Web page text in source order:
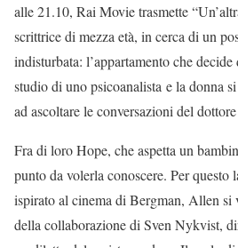
alle 21.10, Rai Movie trasmette
scrittrice di mezza età, in cerca di un
indisturbata: l’appartamento che
studio di uno psicoanalista e la donna
ad ascoltare le conversazioni del
Fra di loro Hope, che aspetta un
punto da volerla conoscere. Per questo
ispirato al cinema di Bergman, Allen si
della collaborazione di Sven Nykvist,